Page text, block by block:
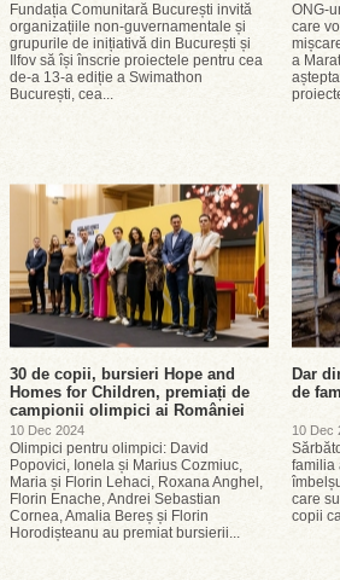
Fundația Comunitară București invită
organizațiile non-guvernamentale și
grupurile de inițiativă din București și
Ilfov să își înscrie proiectele pentru cea
de-a 13-a ediție a Swimathon
București, cea...
ONG-
care
a
30 de copii, bursieri Hope and
Homes for Children, premiați de
campionii olimpici ai României
10 Dec 2024
Olimpici pentru olimpici: David
Popovici, Ionela și Marius Cozmiuc,
Maria și Florin Lehaci, Roxana Anghel,
Florin Enache, Andrei Sebastian
Cornea, Amalia Bereș și Florin
Horodișteanu au premiat bursierii...
Dar
de
10 Dec
familia
care
copii